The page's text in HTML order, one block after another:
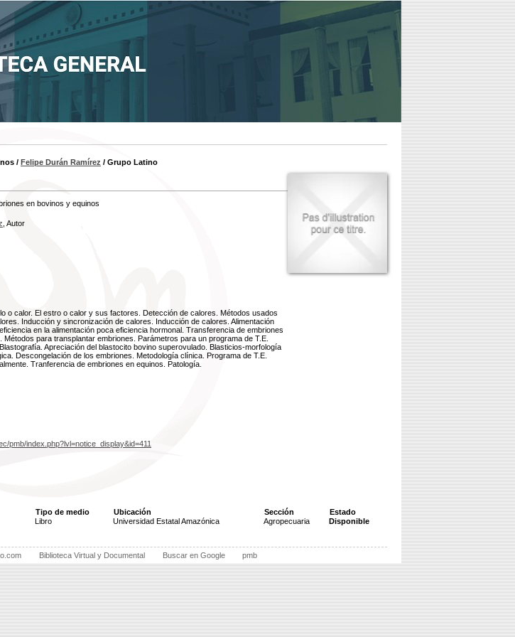
/ Felipe Durán Ramírez / Grupo Latino
en bovinos y equinos
, Autor
o calor. El estro o calor y sus factores. Detección de calores. Métodos usados
Inducción y sincronización de calores. Inducción de calores. Alimentación
en la alimentación poca eficiencia hormonal. Transferencia de embriones
Métodos para transplantar embriones. Parámetros para un programa de T.E.
Apreciación del blastocito bovino superovulado. Blasticios-morfología
Descongelación de los embriones. Metodología clínica. Programa de T.E.
Tranferencia de embriones en equinos. Patología.
pmb/index.php?lvl=notice_display&id=411
Tipo de medio Ubicación Sección
Estado
Libro Universidad Estatal Amazónica Agropecuaria Disponible
Biblioteca Virtual y Documental Buscar en Google pmb